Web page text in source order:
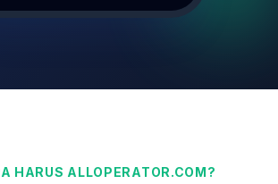
DANA 100K
HARUS ALLOPERATOR.COM?